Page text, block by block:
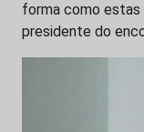
forma como estas
presidente do